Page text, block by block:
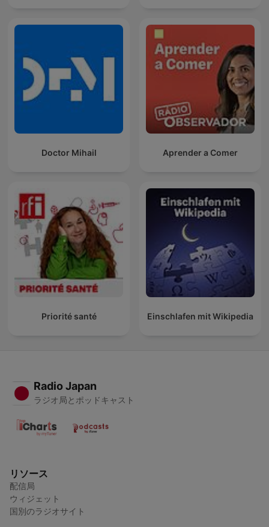
Doctor Mihail Aprender a Comer
Priorité santé Einschlafen mit Wikipedia
Radio Japan
ラジオ局とポッドキャスト
リソース
配信局
ウィジェット
国別のラジオサイト